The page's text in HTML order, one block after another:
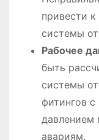
привести
системы
Рабочее
быть
системы
фитингов
давлением
авариям.